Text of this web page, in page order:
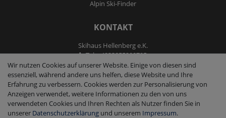
Alpin Ski-Finder
KONTAKT
Skihaus Hellenberg e.K.
Tel: +4933855200795
Fax: +4933855200793
kontakt@ski-andmore.de
Wir nutzen Cookies auf unserer Website. Einige von diesen sind
essenziell, während andere uns helfen, diese Website und Ihre
Erfahrung zu verbessern. Cookies werden zur Personalisierung von
Anzeigen verwendet, weitere Informationen zu den von uns
verwendeten Cookies und Ihren Rechten als Nutzer finden Sie in
unserer Daten­schutz­erklärung und unserem Impressum.